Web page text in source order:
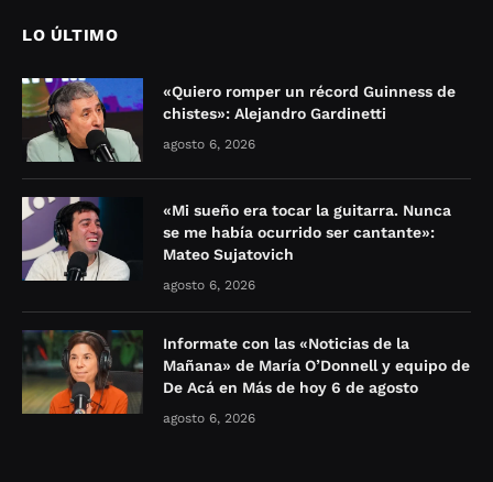
LO ÚLTIMO
«Quiero romper un récord Guinness de
chistes»: Alejandro Gardinetti
agosto 6, 2026
«Mi sueño era tocar la guitarra. Nunca
se me había ocurrido ser cantante»:
Mateo Sujatovich
agosto 6, 2026
Informate con las «Noticias de la
Mañana» de María O’Donnell y equipo de
De Acá en Más de hoy 6 de agosto
agosto 6, 2026